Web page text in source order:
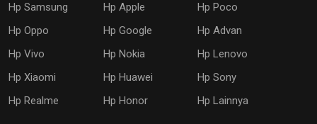
Hp Samsung Hp Apple
Hp Poco
Hp Oppo
Hp Google
Hp Advan
Hp Vivo
Hp Nokia
Hp Lenovo
Hp Xiaomi
Hp Huawei
Hp Sony
Hp Realme
Hp Honor Hp Lainnya